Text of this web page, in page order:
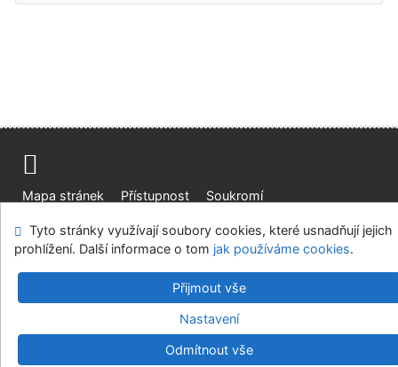
Mapa stránek Přístupnost
Soukromí
v.4.8.63a-Cosmotron Bohemia, s.r.o.
Tyto stránky využívají soubory cookies, které usnadňují jejich
prohlížení. Další informace o tom jak používáme cookies.
Přijmout vše
Nastavení
Odmítnout vše